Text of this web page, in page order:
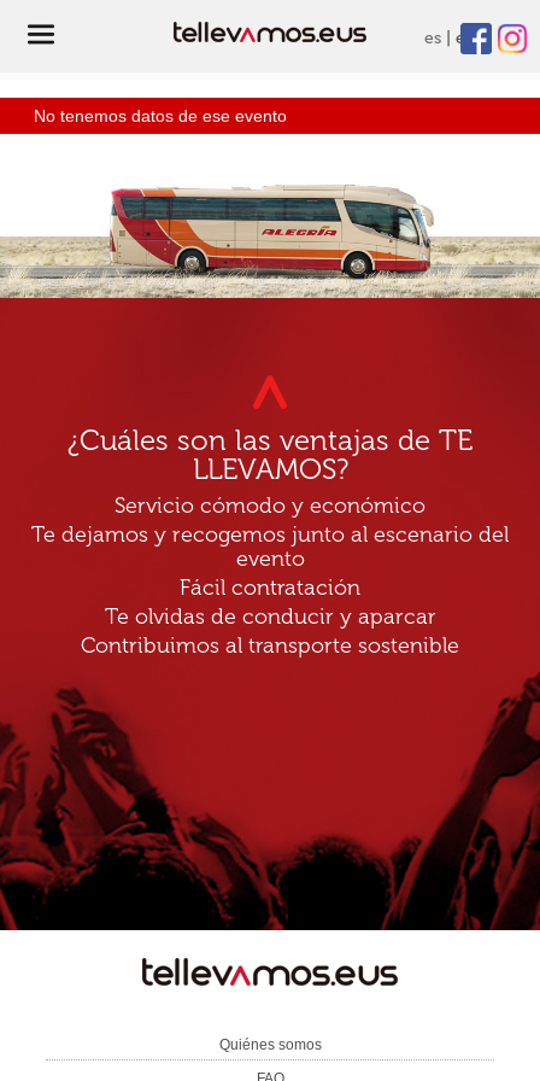
es eu
No tenemos datos de ese evento
¿Cuáles son las ventajas de TE
LLEVAMOS?
Servicio cómodo y económico
Te dejamos y recogemos junto al escenario del
evento
Fácil contratación
Te olvidas de conducir y aparcar
Contribuimos al transporte sostenible
Quiénes somos